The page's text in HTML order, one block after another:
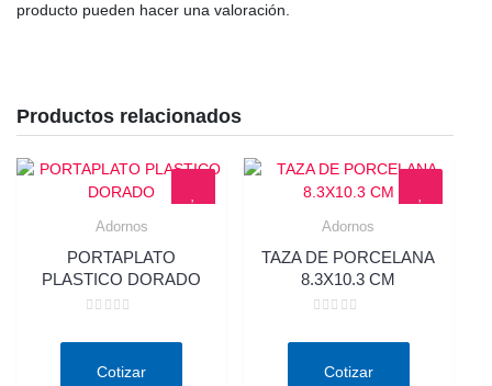
producto pueden hacer una valoración.
Productos relacionados
Adornos
PORTAPLATO
PLASTICO DORADO
deCotizar
Adornos
TAZA DE PORCELANA
8.3X10.3 CM
deCotizar